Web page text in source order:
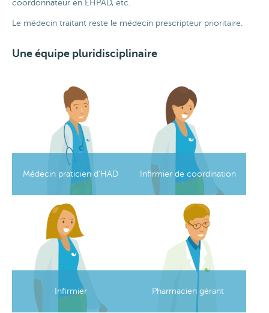
coordonnateur en EHPAD, etc.
Le médecin traitant reste le médecin prescripteur prioritaire.
Une équipe pluridisciplinaire
Médecin praticien d'HAD Infirmier de coordination
Infirmier Pharmacien gérant